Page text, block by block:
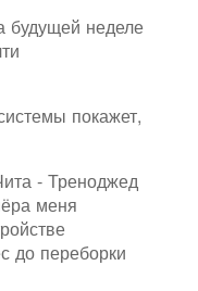
будущей неделе
покажет,
- Треноджед
меня
до переборки